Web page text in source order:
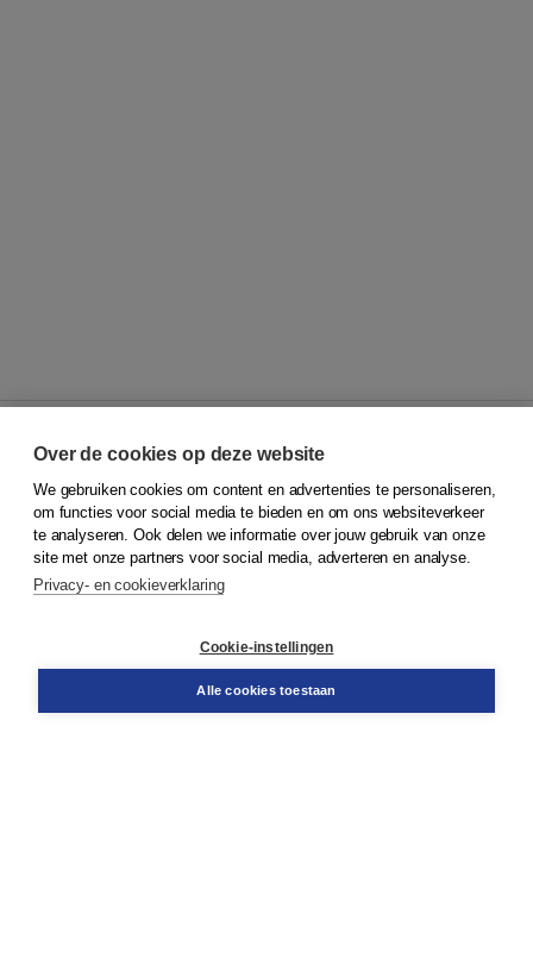
© 2026Koninklijke Boom uitgevers
Klantenservice
Service & informatie
Contact
Over de cookies op deze website
We gebruiken cookies om content en advertenties te personaliseren,
om functies voor social media te bieden en om ons websiteverkeer
te analyseren. Ook delen we informatie over jouw gebruik van onze
site met onze partners voor social media, adverteren en analyse.
Privacy- en cookieverklaring
Cookie-instellingen
Alle cookies toestaan